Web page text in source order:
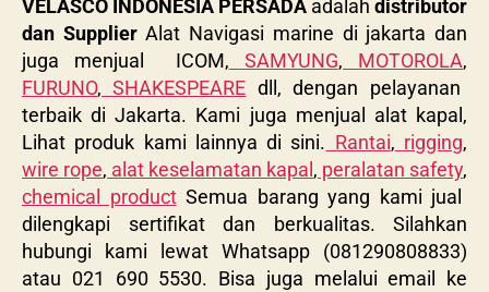
VELASCO INDONESIA PERSADA adalah distributor
dan SupplierAlat Navigasi marine di jakarta dan
juga menjual ICOM, SAMYUNG, MOTOROLA,
FURUNO, SHAKESPEARE dll, dengan pelayanan
terbaik di Jakarta. Kami juga menjual alat kapal,
Lihat produk kami lainnya di sini. Rantai, rigging,
wire rope, alat keselamatan kapal, peralatan safety,
chemical productSemua barang yang kami jual
dilengkapi sertifikat dan berkualitas. Silahkan
hubungi kami lewat Whatsapp (081290808833)
atau 021 690 5530. Bisa juga melalui email ke